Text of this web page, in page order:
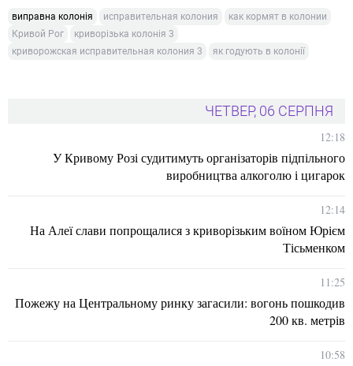
виправна колонія исправительная колония
как кормят в колонии
Кривой Рог
криворізька колонія 3
криворожская исправительная колония 3
як годують в колонії
ЧЕТВЕР, 06 СЕРПНЯ
12:18
У Кривому Розі судитимуть організаторів підпільного
виробництва алкоголю і цигарок
12:14
На Алеї слави попрощалися з криворізьким воїном Юрієм
Тісьменком
11:25
Пожежу на Центральному ринку загасили: вогонь пошкодив
200 кв. метрів
10:58